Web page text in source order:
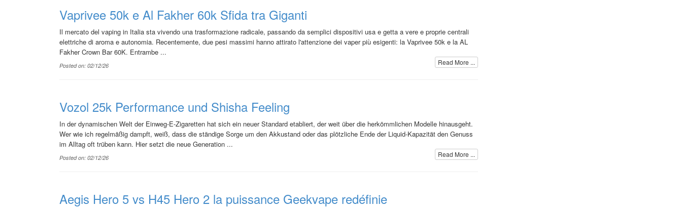
Vaprivee 50k e Al Fakher 60k Sfida tra Giganti
Il mercato del vaping in Italia sta vivendo una trasformazione radicale, passando da semplici dispositivi usa e getta a vere e proprie centrali
elettriche di aroma e autonomia. Recentemente, due pesi massimi hanno attirato l'attenzione dei vaper più esigenti: la Vaprivee 50k e la AL
Fakher Crown Bar 60K. Entrambe ...
Read More ...
Posted on: 02/12/26
Vozol 25k Performance und Shisha Feeling
In der dynamischen Welt der Einweg-E-Zigaretten hat sich ein neuer Standard etabliert, der weit über die herkömmlichen Modelle hinausgeht.
Wer wie ich regelmäßig dampft, weiß, dass die ständige Sorge um den Akkustand oder das plötzliche Ende der Liquid-Kapazität den Genuss
im Alltag oft trüben kann. Hier setzt die neue Generation ...
Read More ...
Posted on: 02/12/26
Aegis Hero 5 vs H45 Hero 2 la puissance Geekvape redéfinie